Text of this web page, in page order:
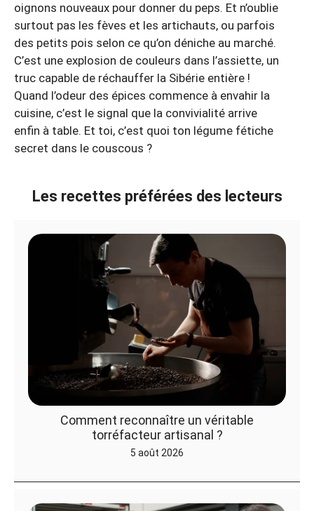
oignons nouveaux pour donner du peps. Et n’oublie
surtout pas les fèves et les artichauts, ou parfois
des petits pois selon ce qu’on déniche au marché.
C’est une explosion de couleurs dans l’assiette, un
truc capable de réchauffer la Sibérie entière !
Quand l’odeur des épices commence à envahir la
cuisine, c’est le signal que la convivialité arrive
enfin à table. Et toi, c’est quoi ton légume fétiche
secret dans le couscous ?
Les recettes préférées des lecteurs
Comment reconnaître un véritable
torréfacteur artisanal ?
5 août 2026